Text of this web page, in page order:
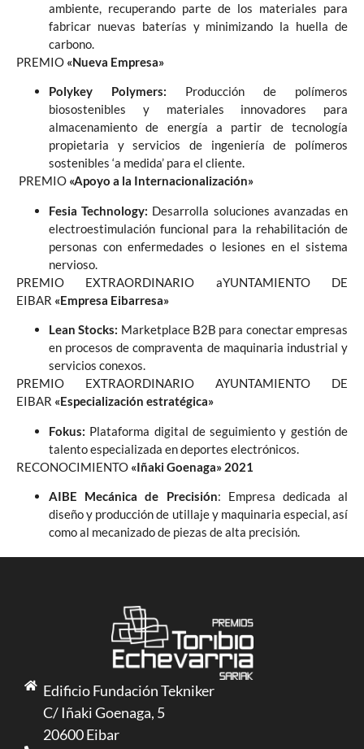
ambiente, recuperando parte de los materiales para
fabricar nuevas baterías y minimizando la huella de
carbono.
PREMIO «Nueva Empresa»
Polykey Polymers: Producción de polímeros
biosostenibles y materiales innovadores para
almacenamiento de energía a partir de tecnología
propietaria y servicios de ingeniería de polímeros
sostenibles ‘a medida’ para el cliente.
PREMIO «Apoyo a la Internacionalización»
Fesia Technology: Desarrolla soluciones avanzadas en
electroestimulación funcional para la rehabilitación de
personas con enfermedades o lesiones en el sistema
nervioso.
PREMIO EXTRAORDINARIO aYUNTAMIENTO DE
EIBAR «Empresa Eibarresa»
Lean Stocks: Marketplace B2B para conectar empresas
en procesos de compraventa de maquinaria industrial y
servicios conexos.
PREMIO EXTRAORDINARIO AYUNTAMIENTO DE
EIBAR «Especialización estratégica»
Fokus: Plataforma digital de seguimiento y gestión de
talento especializada en deportes electrónicos.
RECONOCIMIENTO «Iñaki Goenaga» 2021
AIBE Mecánica de Precisión: Empresa dedicada al
diseño y producción de utillaje y maquinaria especial, así
como al mecanizado de piezas de alta precisión.
Edificio Fundación Tekniker
C/ Iñaki Goenaga, 5
20600 Eibar